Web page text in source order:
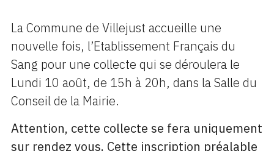
La Commune de Villejust accueille une
nouvelle fois, l’Etablissement Français du
Sang pour une collecte qui se déroulera le
Lundi 10 août, de 15h à 20h, dans la Salle du
Conseil de la Mairie.
Attention, cette collecte se fera uniquement
sur rendez vous. Cette inscription préalable